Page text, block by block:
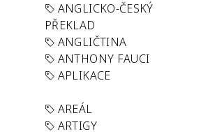
ANGLICKO-ČESKÝ
PŘEKLAD
ANGLIČTINA
ANTHONY FAUCI
APLIKACE
AREÁL
ARTIGY